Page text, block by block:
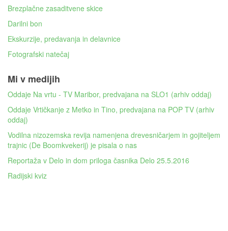
Brezplačne zasaditvene skice
Darilni bon
Ekskurzije, predavanja in delavnice
Fotografski natečaj
Mi v medijih
Oddaje Na vrtu - TV Maribor, predvajana na SLO1 (arhiv oddaj)
Oddaje Vrtičkanje z Metko in Tino, predvajana na POP TV (arhiv
oddaj)
Vodilna nizozemska revija namenjena drevesničarjem in gojiteljem
trajnic (De Boomkvekerij) je pisala o nas
Reportaža v Delo in dom priloga časnika Delo 25.5.2016
Radijski kviz